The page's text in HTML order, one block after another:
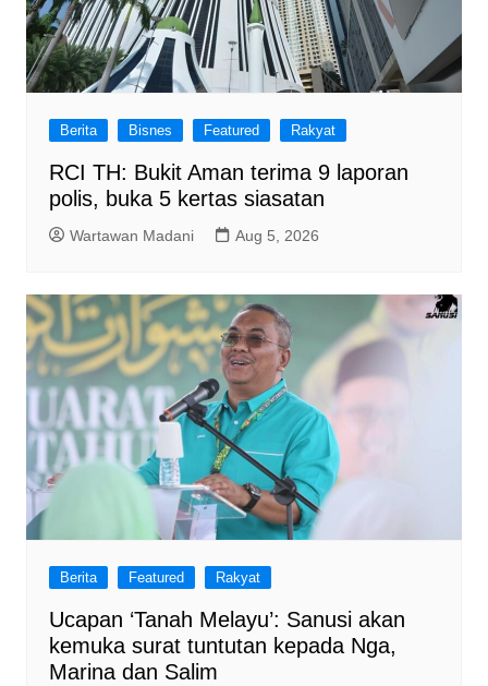
Berita Bisnes Featured Rakyat
RCI TH: Bukit Aman terima 9 laporan
polis, buka 5 kertas siasatan
Wartawan Madani Aug 5, 2026
Berita Featured Rakyat
Ucapan ‘Tanah Melayu’: Sanusi akan
kemuka surat tuntutan kepada Nga,
Marina dan Salim